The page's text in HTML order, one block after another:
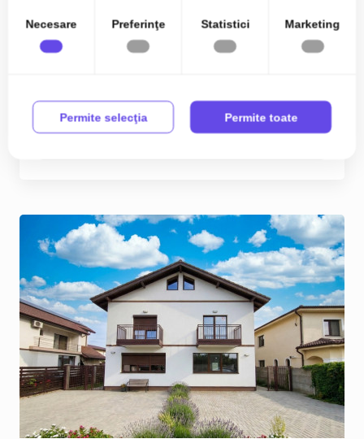
Comision % Duplex de vanzare 5 camere, cu
Est 249.990€
2
Necesare Preferinţe Statistici Marketing
Permite selecţia Permite toate